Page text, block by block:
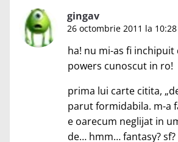
gingav
26 octombrie 2011 la 10:28
ha! nu mi-as fi inchipuit
powers cunoscut in ro!
prima lui carte citita,
parut formidabila. m-a
e oarecum neglijat in
de… hmm… fantasy? sf?